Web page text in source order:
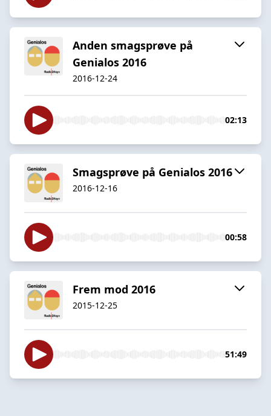
Anden smagsprøve på
Genialos 2016
2016-12-24
02:13
Smagsprøve på Genialos 2016
2016-12-16
00:58
Frem mod 2016
2015-12-25
51:49